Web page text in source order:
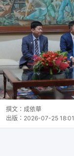
撰文： 成依華
出版： 2026-07-25 18:01